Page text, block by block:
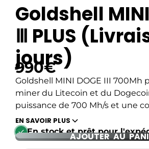
Goldshell MINI
Ⅲ PLUS
jours)
990€
Goldshell MINI DOGE III 700Mh
miner du Litecoin et du
puissance de 700 Mh/s et une
de 400w.
Caractéristiques :
EN SAVOIR PLUS
En stock et prêt pour
Livraison 5-7 joursAJOUTER AU